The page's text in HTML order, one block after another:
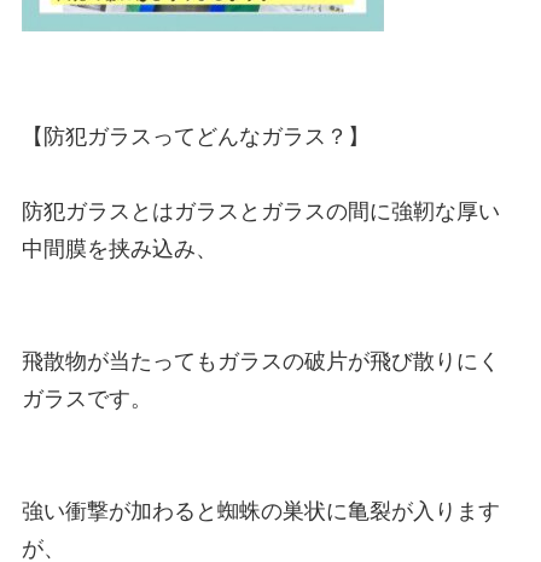
【防犯ガラスってどんなガラス？】
防犯ガラスとはガラスとガラスの間に強靭な厚い
中間膜を挟み込み、
飛散物が当たってもガラスの破片が飛び散りにく
ガラスです。
強い衝撃が加わると蜘蛛の巣状に亀裂が入ります
が、